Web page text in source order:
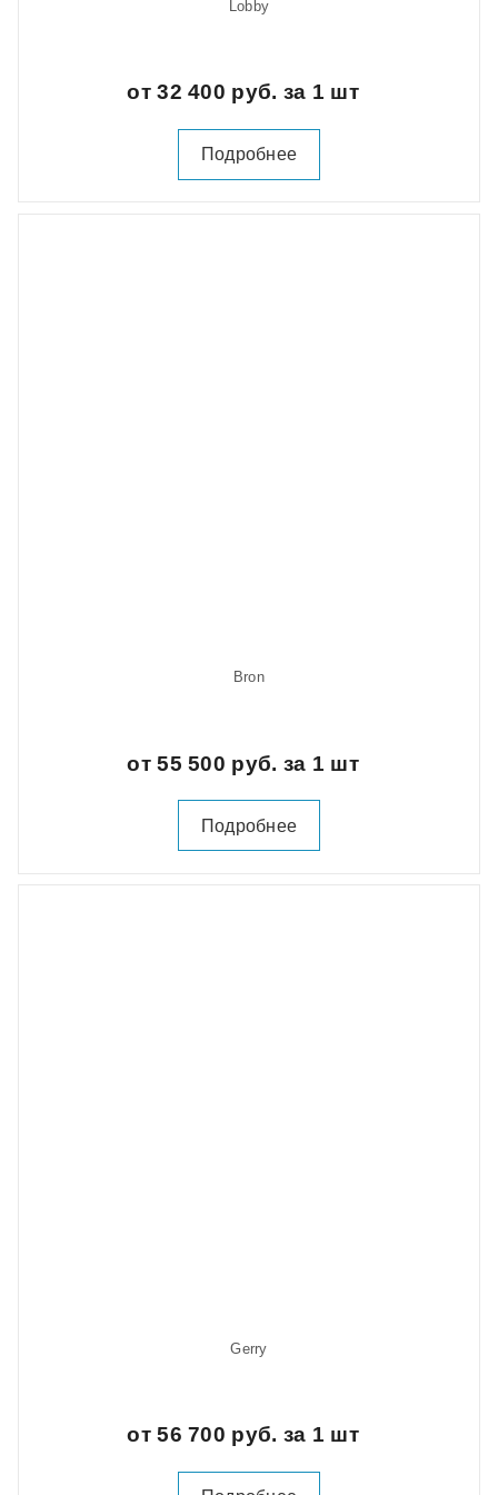
Lobby
от 32 400 руб. за 1 шт
Подробнее
Bron
от 55 500 руб. за 1 шт
Подробнее
Gerry
от 56 700 руб. за 1 шт